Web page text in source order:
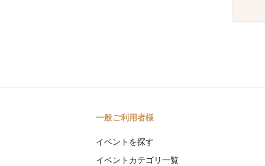
一般ご利用者様
イベントを探す
イベントカテゴリ一覧